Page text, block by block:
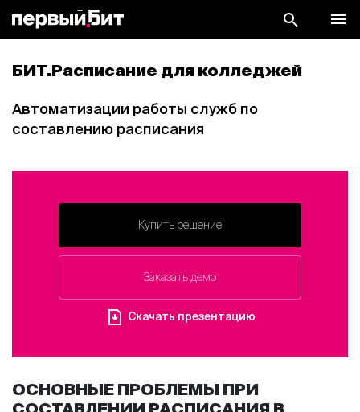
БИТ.Расписание для колледжей
Автоматизации работы служб по
составлению расписания
Купить решение
Заказать демо
Скачать презентацию
ОСНОВНЫЕ ПРОБЛЕМЫ ПРИ